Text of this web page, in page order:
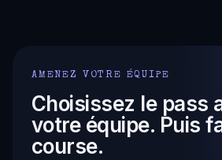
AMENEZ VOTRE ÉQUIPE
Choisissez le pass
votre équipe. Puis
course.